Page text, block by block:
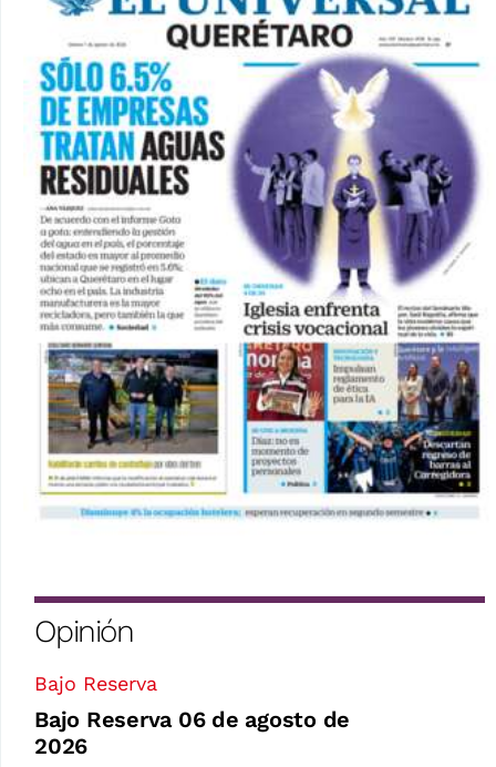
Opinión
Bajo Reserva
Bajo Reserva 06 de agosto de
2026